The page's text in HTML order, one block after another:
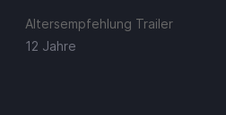
Altersempfehlung Trailer
12 Jahre